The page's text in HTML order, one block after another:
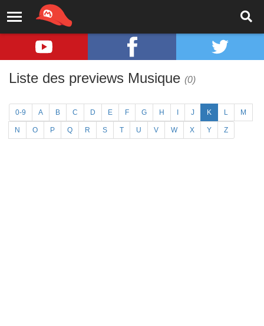
Liste des previews Musique (0)
0-9 A B C D E F G H J K L M
N O P Q R S T U V W X Y Z